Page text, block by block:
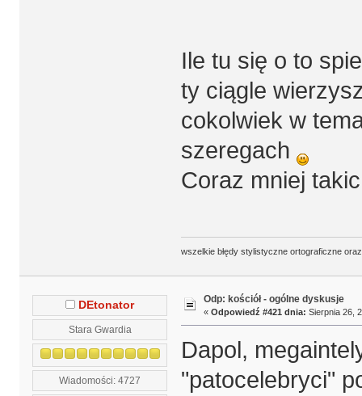
Ile tu się o to
ty ciągle
cokolwiek w
szeregach
Coraz mniej
wszelkie błędy stylistyczne ortograficzne
DEtonator
Stara Gwardia
Wiadomości: 4727
Odp: kościół - ogólne dyskusje
« Odpowiedź #421 dnia: Sierpnia 26,
Dapol,
"patocelebryci"